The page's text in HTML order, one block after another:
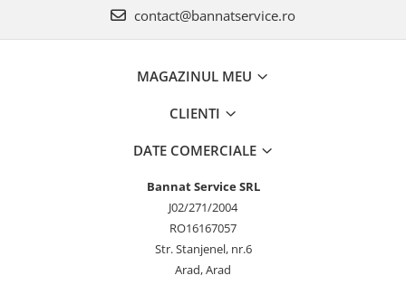
contact@bannatservice.ro
MAGAZINUL MEU
CLIENTI
DATE COMERCIALE
Bannat Service SRL
J02/271/2004
RO16167057
Str. Stanjenel, nr.6
Arad, Arad